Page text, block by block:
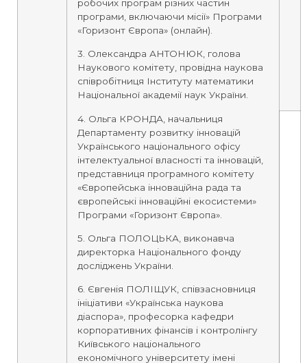
робочих програм різних частин
програми, включаючи місії» Програми
«Горизонт Європа» (онлайн).
3. Олександра АНТОНЮК, голова
Наукового комітету, провідна наукова
співробітниця Інституту математики
Національної академії наук України.
4. Ольга КРОНДА, начальниця
Департаменту розвитку інновацій
Українського національного офісу
інтелектуальної власності та інновацій,
представниця програмного комітету
«Європейська інноваційна рада та
європейські інноваційні екосистеми»
Програми «Горизонт Європа».
5. Ольга ПОЛОЦЬКА, виконавча
директорка Національного фонду
досліджень України.
6. Євгенія ПОЛІЩУК, співзасновниця
ініціативи «Українська наукова
діаспора», професорка кафедри
корпоративних фінансів і контролінгу
Київського національного
економічного університету імені